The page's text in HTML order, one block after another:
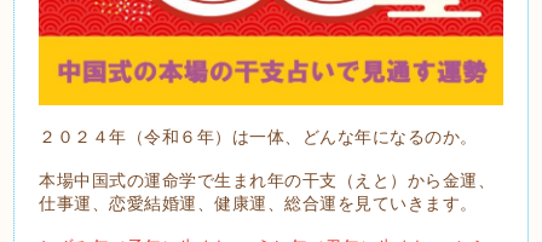
２０２４年（令和６年）は一体、どんな年になるのか。
本場中国式の運命学で生まれ年の干支（えと）から金運、
仕事運、恋愛結婚運、健康運、総合運を見ていきます。